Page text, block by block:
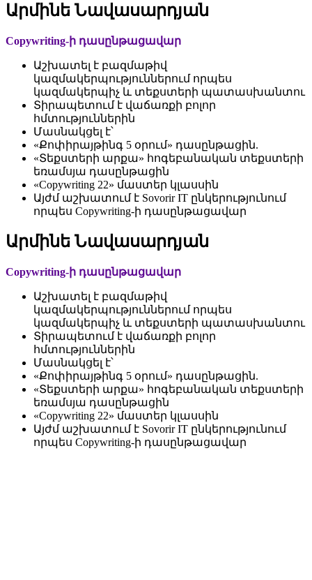
Արմինե Նավասարդյան
Copywriting-ի դասընթացավար
Աշխատել է բազմաթիվ
կազմակերպություններում որպես
կազմակերպիչ և տեքստերի պատասխանտու
Տիրապետում է վաճառքի բոլոր
հմտություններին
Մասնակցել է՝
«Քոփիրայթինգ 5 օրում» դասընթացին.
«Տեքստերի արքա» հոգեբանական տեքստերի
եռամսյա դասընթացին
«Copywriting 22» մաստեր կլասսին
Այժմ աշխատում է Sovorir IT ընկերությունում
որպես Copywriting-ի դասընթացավար
Արմինե Նավասարդյան
Copywriting-ի դասընթացավար
Աշխատել է բազմաթիվ
կազմակերպություններում որպես
կազմակերպիչ և տեքստերի պատասխանտու
Տիրապետում է վաճառքի բոլոր
հմտություններին
Մասնակցել է՝
«Քոփիրայթինգ 5 օրում» դասընթացին.
«Տեքստերի արքա» հոգեբանական տեքստերի
եռամսյա դասընթացին
«Copywriting 22» մաստեր կլասսին
Այժմ աշխատում է Sovorir IT ընկերությունում
որպես Copywriting-ի դասընթացավար